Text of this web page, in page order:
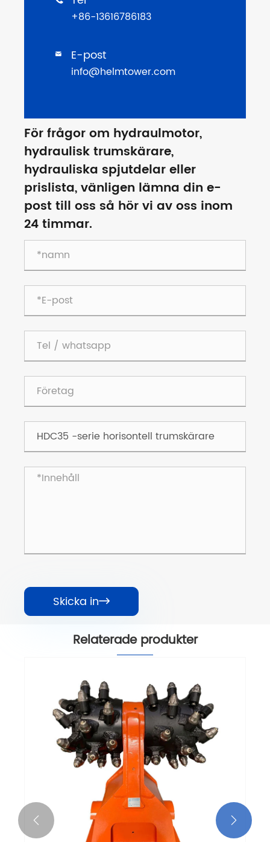
+86-13616786183
 E-post
info@helmtower.com
För frågor om hydraulmotor,
hydraulisk trumskärare,
hydrauliska spjutdelar eller
prislista, vänligen lämna din e-
post till oss så hör vi av oss inom
24 timmar.
Skicka in
Relaterade produkter
HDC08 HDCE08 Series horisontell
trumskärare
Visa mer >>
 